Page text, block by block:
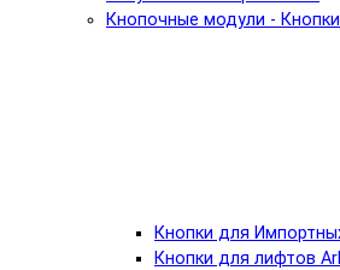
Кнопочные модули - Кнопки
Кнопки для
Кнопки для лифтов